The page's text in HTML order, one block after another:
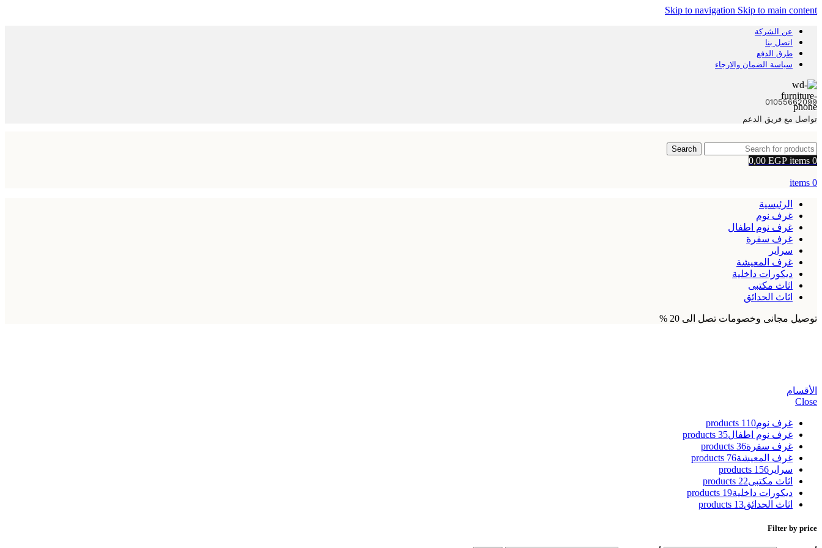
Skip to navigation Skip to main content
عن الشركة
اتصل بنا
طرق الدفع
سياسة الضمان والارجاء
01055662099
تواصل مع فريق الدعم
Search
0
items
0,00 EGP
0
items
الرئيسية
غرف نوم
غرف نوم اطفال
غرف سفرة
سراير
غرف المعيشة
ديكورات داخلية
اثاث مكتبى
اثاث الحدائق
توصيل مجانى وخصومات تصل الى 20 %
الأقسام
Close
غرف نوم110 products
غرف نوم اطفال35 products
غرف سفرة36 products
غرف المعيشة76 products
سراير 156 products
اثاث مكتبى22 products
ديكورات داخلية19 products
اثاث الحدائق13 products
Filter by price